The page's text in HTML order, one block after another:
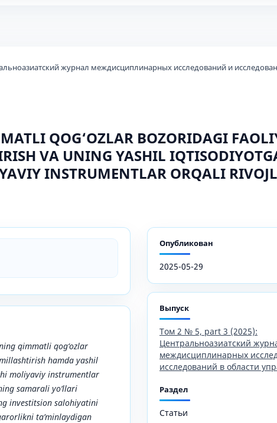
журнал междисциплинарных исследований и
QOG‘OZLAR BOZORIDAGI
VA UNING YASHIL
INSTRUMENTLAR ORQALI
qimmatli qog‘ozlar
hamda yashil
moliyaviy instrumеntlar
samarali yo‘llari
invеstitsion salohiyatini
ta’minlaydigan
Опубликован
2025-05-29
Выпуск
Том 2 № 5, part 3 (2025):
Центральноазиатский
междисциплинарных
исследований в области
Раздел
Статьи